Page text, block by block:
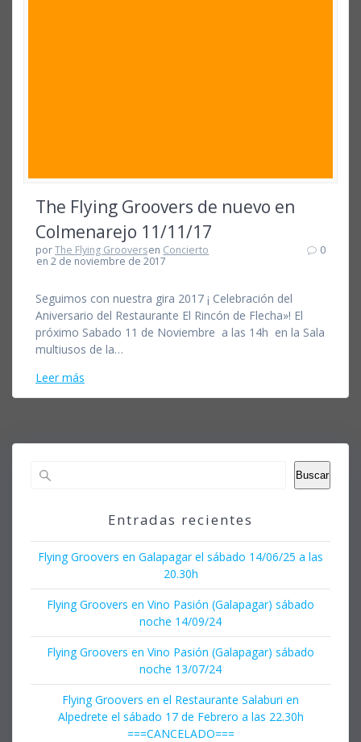
The Flying Groovers de nuevo en
Colmenarejo 11/11/17
porThe Flying Grooversen Concierto
en 2 de noviembre de 2017
0
Seguimos con nuestra gira 2017 ¡ Celebración del
Aniversario del Restaurante El Rincón de Flecha»! El
próximo Sabado 11 de Noviembre a las 14h en la Sala
multiusos de la…
Leer más
Buscar
Entradas recientes
Flying Groovers en Galapagar el sábado 14/06/25 a las
20.30h
Flying Groovers en Vino Pasión (Galapagar) sábado
noche 14/09/24
Flying Groovers en Vino Pasión (Galapagar) sábado
noche 13/07/24
Flying Groovers en el Restaurante Salaburi en
Alpedrete el sábado 17 de Febrero a las 22.30h
===CANCELADO===